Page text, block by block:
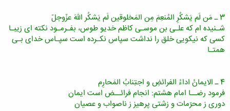
3 ـ مَن لَم یَشكُرِ المُنعِمَ مِن المَخلوقین لَم یَشكُر اللهَ عزّوجلّ
شـنیده ام كه علـى بن موسـى كاظم خدیو طوس، بفـرمـود نكته اى زیبـا
كسى كه نیكویى خلق را نداشت سپاس نكـرده است سپـاس خداى بـى
همتـا
4 ـ الایمانُ اداءُ الفرائضِ و اجتِنابُ المَحارِم
فرمود رضــا امام هشتم: انجام فرائــض است ایمان
دورى ز محرّمات و زشتى پرهیز ز ناصواب و عصیان